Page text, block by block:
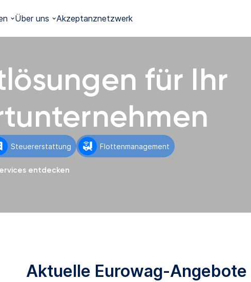
Über uns Akzeptanznetzwerk
für Ihr
Steuererstattung Flottenmanagement
entdecken
Aktuelle Eurowag-Angebote